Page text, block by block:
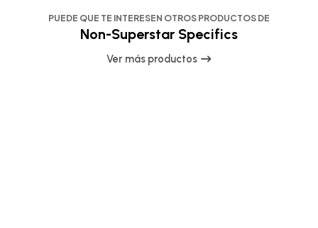
PUEDE QUE TE INTERESEN OTROS PRODUCTOS DE
Non-Superstar Specifics
Ver más productos